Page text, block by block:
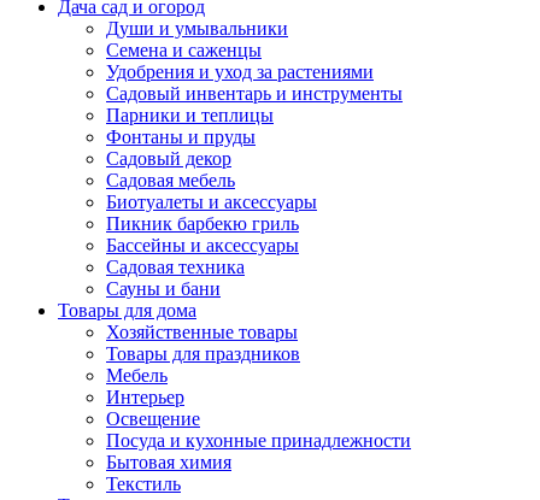
Дача сад и огород
Души и умывальники
Семена и саженцы
Удобрения и уход за растениями
Садовый инвентарь и инструменты
Парники и теплицы
Фонтаны и пруды
Садовый декор
Садовая мебель
Биотуалеты и аксессуары
Пикник барбекю гриль
Бассейны и аксессуары
Садовая техника
Сауны и бани
Товары для дома
Хозяйственные товары
Товары для праздников
Мебель
Интерьер
Освещение
Посуда и кухонные принадлежности
Бытовая химия
Текстиль